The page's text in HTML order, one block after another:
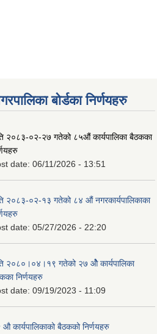
बोर्डका निर्णयहरु
२०८३-०२-२७ गतेको ८५औं कार्यपालिका बैठकका
date: 06/11/2026 - 13:51
२०८३-०२-१३ गतेको ८४ औं नगरकार्यपालिकाका
date: 05/27/2026 - 22:20
२०८०।०४।१९ गतेको २७ ‌‍‌ओेै कार्यपालिका
निर्णयहरु
date: 09/19/2023 - 11:09
औ कार्यपालिकाको बैठकको निर्णयहरु